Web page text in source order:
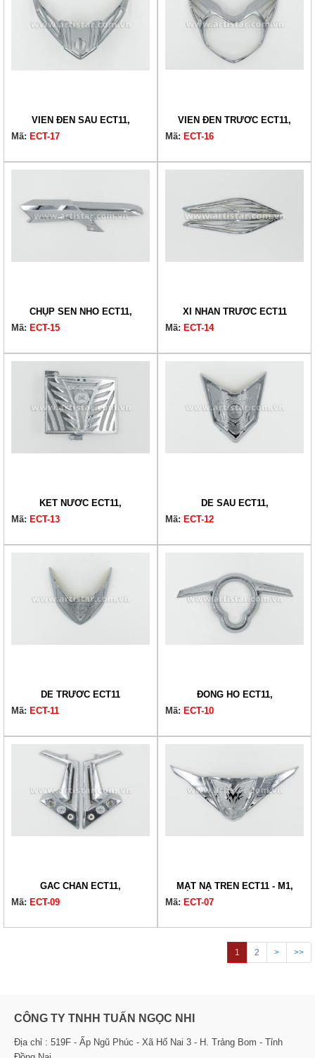
VIỀN ĐÈN SAU ECT11,
Mã: ECT-17
VIỀN ĐÈN TRƯỚC ECT11,
Mã: ECT-16
CHỤP SÊN NHỎ ECT11,
Mã: ECT-15
XI NHAN TRƯỚC ECT11
Mã: ECT-14
KÉT NƯỚC ECT11,
Mã: ECT-13
DÈ SAU ECT11,
Mã: ECT-12
DÈ TRƯỚC ECT11
Mã: ECT-11
ĐỒNG HỒ ECT11,
Mã: ECT-10
GÁC CHÂN ECT11,
Mã: ECT-09
MẶT NẠ TRÊN ECT11 - M1,
Mã: ECT-07
1 2 > >>
CÔNG TY TNHH TUẤN NGỌC NHI
Địa chỉ : 519F - Ấp Ngũ Phúc - Xã Hố Nai 3 - H. Trảng Bom - Tỉnh